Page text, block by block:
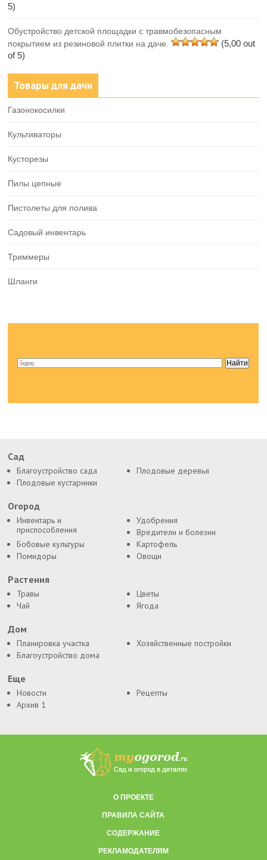
5)
Обустройство детской площадки с травмобезопасным
покрытием из резиновой плитки на даче.
(5,00 out
of 5)
Товары для дачи
Газонокосилки
Культиваторы
Кусторезы
Пилы цепные
Пистолеты для полива
Садовый инвентарь
Триммеры
Шланги
Сад
Благоустройство сада
Плодовые деревья
Плодовые кустарники
Огород
Инвентарь и
приспособления
Удобрения
Вредители и болезни
Бобовые культуры
Картофель
Помидоры
Овощи
Растения
Травы
Цветы
Чай
Ягода
Дом
Планировка участка
Хозяйственные постройки
Благоустройство дома
Еще
Новости
Рецепты
Архив 1
О ПРОЕКТЕ
ПРАВИЛА САЙТА
СОДЕРЖАНИЕ
РЕКЛАМОДАТЕЛЯМ